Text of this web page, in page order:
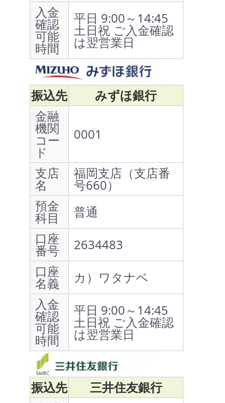
入金
確認
可能
時間
平日 9:00～14:45
土日祝 ご入金確認
は翌営業日
振込先
みずほ銀行
金融
機関
コー
ド
0001
支店
名
福岡支店（支店番
号660）
預金
科目
普通
口座
番号
2634483
口座
名義
カ）ワタナベ
入金
確認
可能
時間
平日 9:00～14:45
土日祝 ご入金確認
は翌営業日
振込先
三井住友銀行